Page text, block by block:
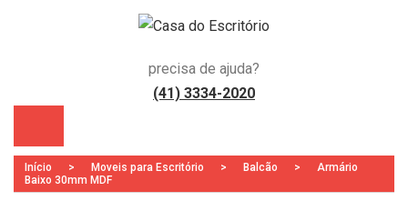
precisa de ajuda?
(41) 3334-2020
Início > Moveis para Escritório > Balcão >
Armário
Baixo 30mm MDF